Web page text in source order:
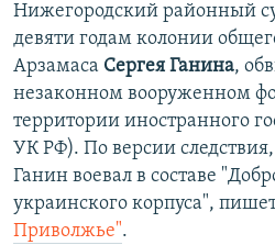
Нижегородский районный
девяти годам колонии
Арзамаса Сергея Ганина,
незаконном вооруженном
территории иностранного
УК РФ). По версии
Ганин воевал в составе
украинского корпуса",
Приволжье".